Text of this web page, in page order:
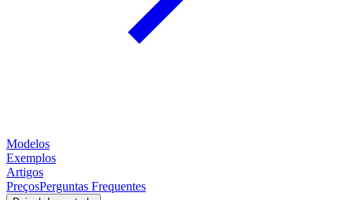
Modelos
Exemplos
Artigos
PreçosPerguntas Frequentes